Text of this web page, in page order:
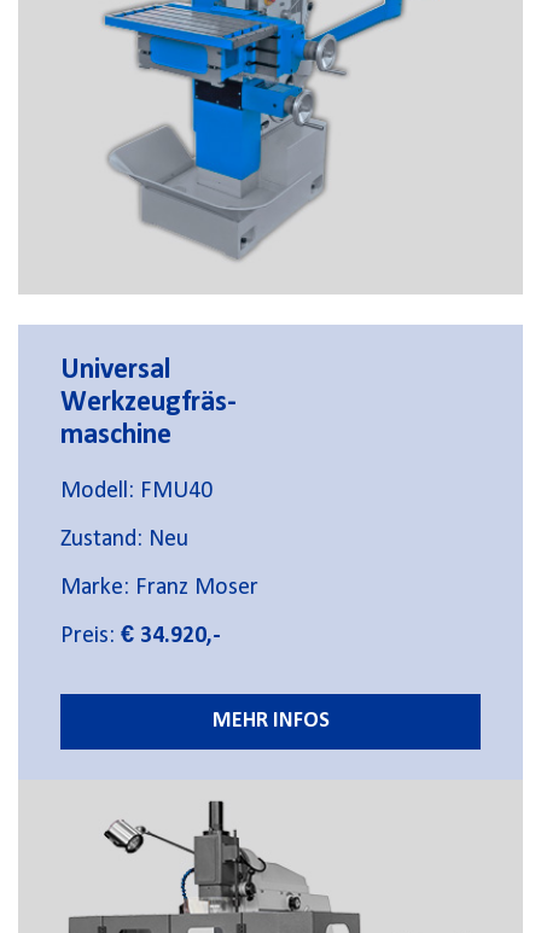
Universal
Werkzeugfräs-
maschine
Modell: FMU40
Zustand: Neu
Marke: Franz Moser
Preis: € 34.920,-
MEHR INFOS